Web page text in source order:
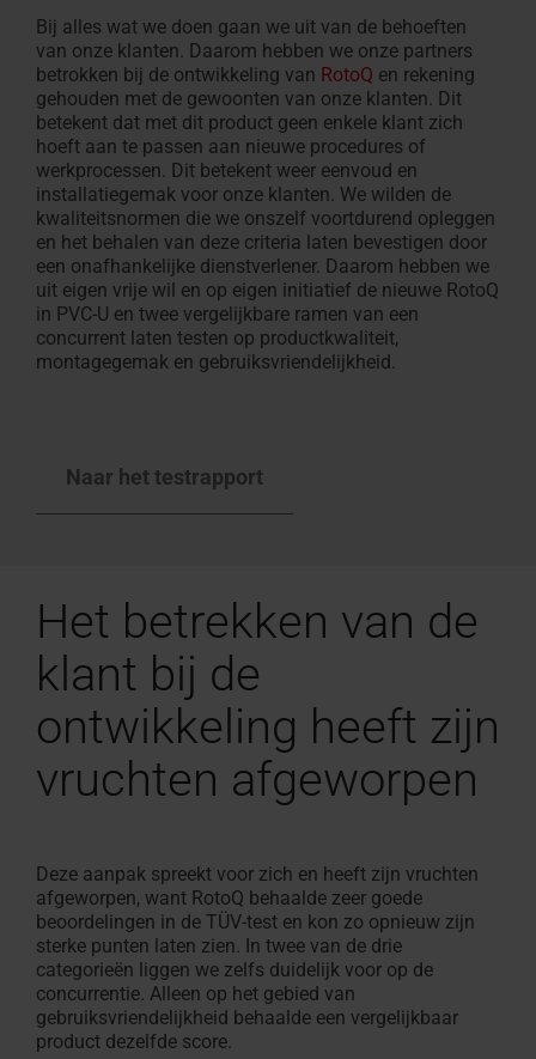
Bij alles wat we doen gaan we uit van de behoeften
van onze klanten. Daarom hebben we onze partners
betrokken bij de ontwikkeling van RotoQ en rekening
gehouden met de gewoonten van onze klanten. Dit
betekent dat met dit product geen enkele klant zich
hoeft aan te passen aan nieuwe procedures of
werkprocessen. Dit betekent weer eenvoud en
installatiegemak voor onze klanten. We wilden de
kwaliteitsnormen die we onszelf voortdurend opleggen
en het behalen van deze criteria laten bevestigen door
een onafhankelijke dienstverlener. Daarom hebben we
uit eigen vrije wil en op eigen initiatief de nieuwe RotoQ
in PVC-U en twee vergelijkbare ramen van een
concurrent laten testen op productkwaliteit,
montagegemak en gebruiksvriendelijkheid.
Naar het testrapport
Het betrekken van de
klant bij de
ontwikkeling heeft zijn
vruchten afgeworpen
Deze aanpak spreekt voor zich en heeft zijn vruchten
afgeworpen, want RotoQ behaalde zeer goede
beoordelingen in de TÜV-test en kon zo opnieuw zijn
sterke punten laten zien. In twee van de drie
categorieën liggen we zelfs duidelijk voor op de
concurrentie. Alleen op het gebied van
gebruiksvriendelijkheid behaalde een vergelijkbaar
product dezelfde score.